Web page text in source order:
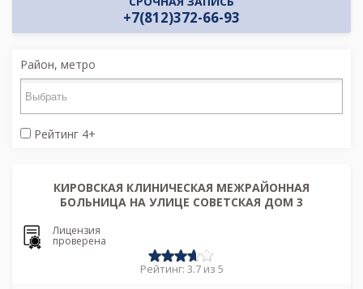
+7(812)372-66-93
Район, метро
Рейтинг 4+
КИРОВСКАЯ КЛИНИЧЕСКАЯ МЕЖРАЙОННАЯ
БОЛЬНИЦА НА УЛИЦЕ СОВЕТСКАЯ ДОМ 3
Лицензия
проверена
Рейтинг: 3.7 из 5